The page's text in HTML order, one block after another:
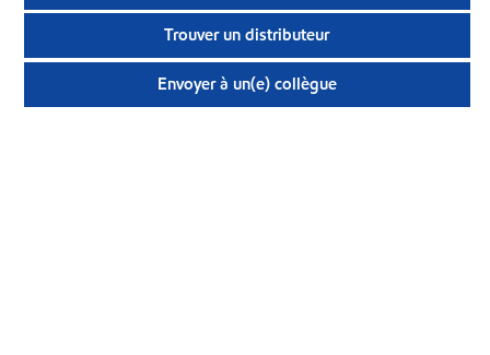
Trouver un distributeur
Envoyer à un(e) collègue